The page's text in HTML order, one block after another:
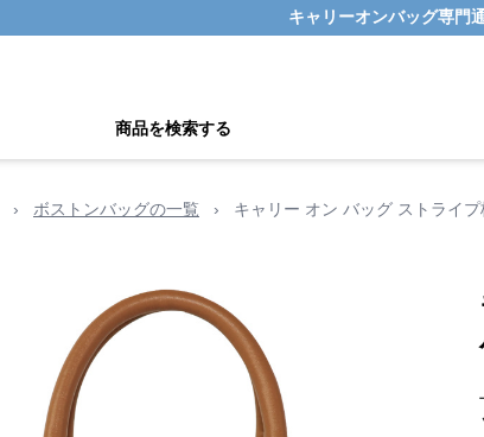
キャリーオンバッグ専門
商品を検索する
› ボストンバッグの一覧 › キャリー オン バッグ ストライ